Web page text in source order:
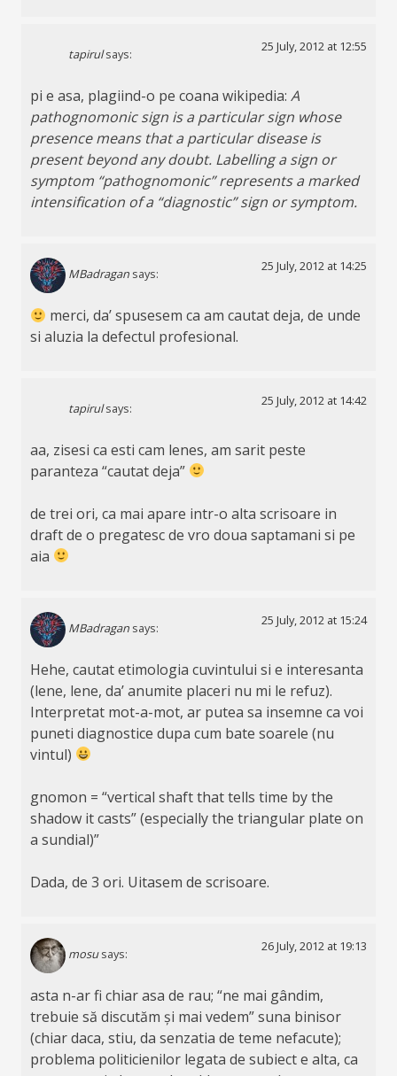
tapirul says:
25 July, 2012 at 12:55
pi e asa, plagiind-o pe coana wikipedia: A
pathognomonic sign is a particular sign whose
presence means that a particular disease is
present beyond any doubt. Labelling a sign or
symptom “pathognomonic” represents a marked
intensification of a “diagnostic” sign or symptom.
MBadragan says:
25 July, 2012 at 14:25
merci, da’ spusesem ca am cautat deja, de unde
si aluzia la defectul profesional.
tapirul says:
25 July, 2012 at 14:42
aa, zisesi ca esti cam lenes, am sarit peste
paranteza “cautat deja”
de trei ori, ca mai apare intr-o alta scrisoare in
draft de o pregatesc de vro doua saptamani si pe
aia
MBadragan says:
25 July, 2012 at 15:24
Hehe, cautat etimologia cuvintului si e interesanta
(lene, lene, da’ anumite placeri nu mi le refuz).
Interpretat mot-a-mot, ar putea sa insemne ca voi
puneti diagnostice dupa cum bate soarele (nu
vintul)
gnomon = “vertical shaft that tells time by the
shadow it casts” (especially the triangular plate on
a sundial)”
Dada, de 3 ori. Uitasem de scrisoare.
mosu says:
26 July, 2012 at 19:13
asta n-ar fi chiar asa de rau; “ne mai gândim,
trebuie să discutăm și mai vedem” suna binisor
(chiar daca, stiu, da senzatia de teme nefacute);
problema politicienilor legata de subiect e alta, ca